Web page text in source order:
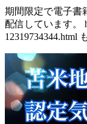
期間限定で電子書
配信しています。
12319734344.html